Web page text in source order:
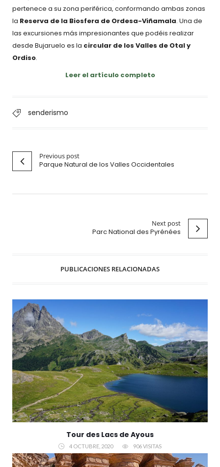
pertenece a su zona periférica, conformando ambas zonas
la Reserva de la Biosfera de Ordesa-Viñamala. Una de
las excursiones más impresionantes que podéis realizar
desde Bujaruelo es la circular de los Valles de Otal y
Ordiso.
Leer el artículo completo
senderismo
Previous post
Parque Natural de los Valles Occidentales
Next post
Parc National des Pyrénées
PUBLICACIONES RELACIONADAS
Tour des Lacs de Ayous
4 OCTUBRE, 2020 906 VISITAS